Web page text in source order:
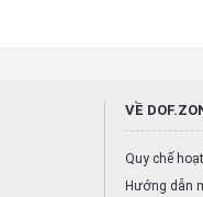
VỀ
Quy chế
Hướng dẫn